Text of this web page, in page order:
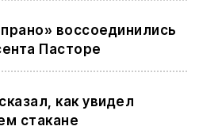
воссоединились
Пасторе
как увидел
стакане